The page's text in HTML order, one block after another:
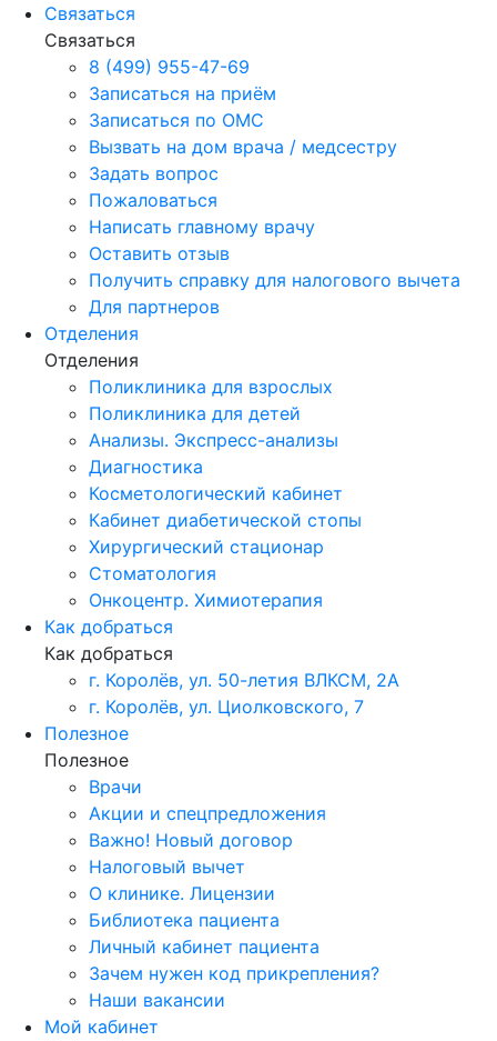
Связаться
Связаться
8 (499) 955-47-69
Записаться на приём
Записаться по ОМС
Вызвать на дом врача / медсестру
Задать вопрос
Пожаловаться
Написать главному врачу
Оставить отзыв
Получить справку для налогового вычета
Для партнеров
Отделения
Отделения
Поликлиника для взрослых
Поликлиника для детей
Анализы. Экспресс-анализы
Диагностика
Косметологический кабинет
Кабинет диабетической стопы
Хирургический стационар
Стоматология
Онкоцентр. Химиотерапия
Как добраться
Как добраться
г. Королёв, ул. 50-летия ВЛКСМ, 2А
г. Королёв, ул. Циолковского, 7
Полезное
Полезное
Врачи
Акции и спецпредложения
Важно! Новый договор
Налоговый вычет
О клинике. Лицензии
Библиотека пациента
Личный кабинет пациента
Зачем нужен код прикрепления?
Наши вакансии
Мой кабинет